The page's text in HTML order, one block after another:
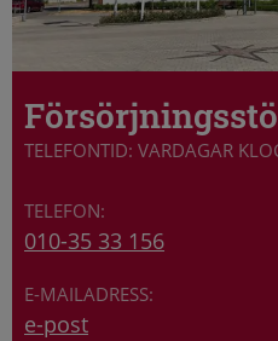
TELEFONTID: VARDAGAR
010-35 33 156
e-post